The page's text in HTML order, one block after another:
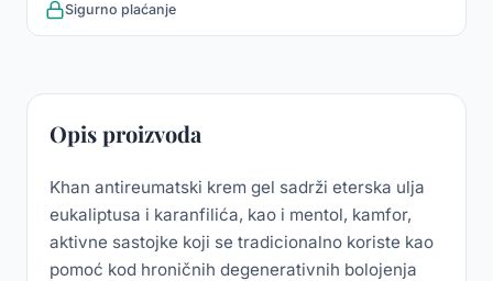
Sigurno plaćanje
Opis proizvoda
Khan antireumatski krem gel sadrži eterska ulja
eukaliptusa i karanfilića, kao i mentol, kamfor,
aktivne sastojke koji se tradicionalno koriste kao
pomoć kod hroničnih degenerativnih bolojenja